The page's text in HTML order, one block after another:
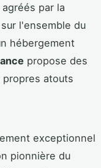
par la
l'ensemble du
hébergement
propose des
atouts
exceptionnel
pionnière du